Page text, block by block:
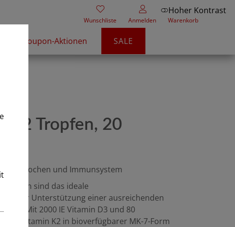
Hoher Kontrast
Wunschliste Anmelden Warenkorb
Coupon-Aktionen SALE
Tropfen, 20
für Knochen und Immunsystem
sind das ideale
zur Unterstützung einer ausreichenden
Mit 2000 IE Vitamin D3 und 80
Vitamin K2 in bioverfügbarer MK-7-Form